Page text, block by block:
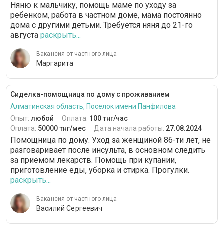
Няню к мальчику, помощь маме по уходу за
ребенком, работа в частном доме, мама постоянно
дома с другими детьми. Требуется няня до 21-го
августа раскрыть...
Вакансия от частного лица
Маргарита
Сиделка-помощница по дому с проживанием
Алматинская область, Поселок имени Панфилова
Опыт: любой Оплата: 100 тнг/час
Оплата: 50000 тнг/мес Дата начала работы: 27.08.2024
Помощница по дому. Уход за женщиной 86-ти лет, не
разговаривает после инсульта, в основном следить
за приёмом лекарств. Помощь при купании,
приготовление еды, уборка и стирка. Прогулки.
раскрыть...
Вакансия от частного лица
Василий Сергеевич